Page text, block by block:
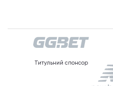
Титульний спонсор